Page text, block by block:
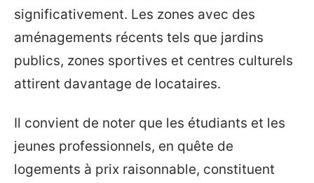
significativement. Les zones avec des
aménagements récents tels que jardins
publics, zones sportives et centres culturels
attirent davantage de locataires.
Il convient de noter que les étudiants et les
jeunes professionnels, en quête de
logements à prix raisonnable, constituent